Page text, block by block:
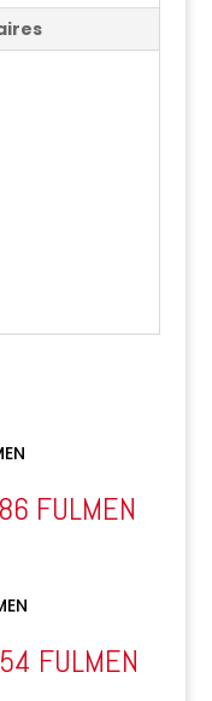
FULMEN
FULMEN